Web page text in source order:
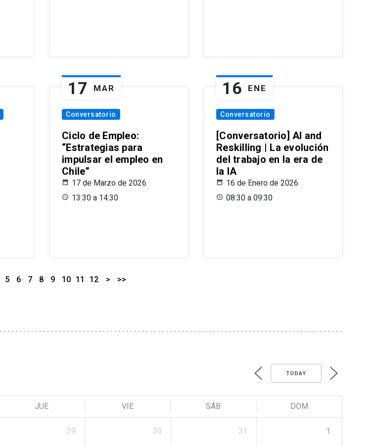
17 MAR
Conversatorio
Ciclo de Empleo:
“Estrategias para
impulsar el empleo en
Chile”
17 de Marzo de 2026
13:30 a 14:30
16 ENE
Conversatorio
[Conversatorio] AI and
Reskilling | La evolución
del trabajo en la era de
la IA
16 de Enero de 2026
08:30 a 09:30
5 6 7 8 9 10 11 12 > >>
TODAY
JUE VIE SÁB DOM
29 30 31 1